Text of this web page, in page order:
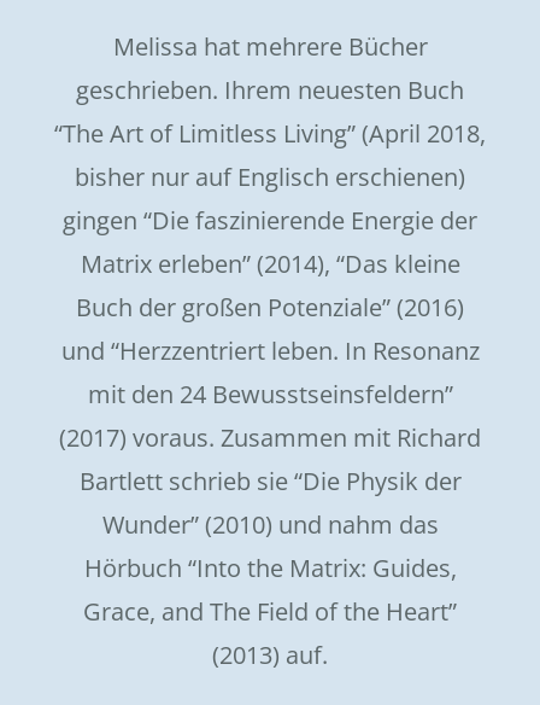
Melissa hat mehrere Bücher
geschrieben. Ihrem neuesten Buch
“The Art of Limitless Living” (April 2018,
bisher nur auf Englisch erschienen)
gingen “Die faszinierende Energie der
Matrix erleben” (2014), “Das kleine
Buch der großen Potenziale” (2016)
und “Herzzentriert leben. In Resonanz
mit den 24 Bewusstseinsfeldern”
(2017) voraus. Zusammen mit Richard
Bartlett schrieb sie “Die Physik der
Wunder” (2010) und nahm das
Hörbuch “Into the Matrix: Guides,
Grace, and The Field of the Heart”
(2013) auf.